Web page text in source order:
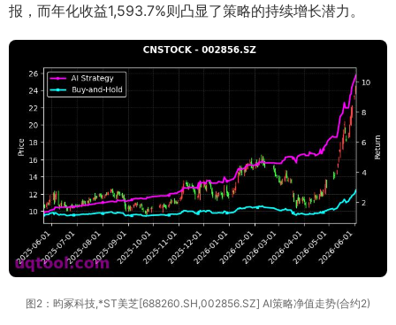
报，而年化收益1,593.7%则凸显了策略的持续增长潜力。
图2：昀冢科技,*ST美芝[688260.SH,002856.SZ] AI策略净值走势(合约2)